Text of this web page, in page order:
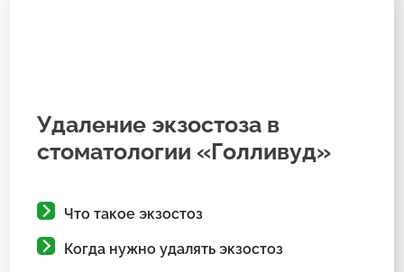
Удаление экзостоза в
стоматологии «Голливуд»
Что такое экзостоз
Когда нужно удалять экзостоз